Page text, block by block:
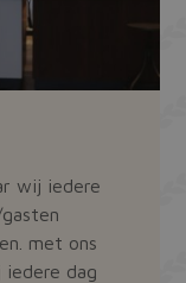
wij iedere
met ons
iedere dag